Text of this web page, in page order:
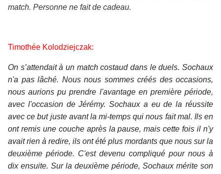
match. Personne ne fait de cadeau.
Timothée Kolodziejczak:
On s’attendait à un match costaud dans le duels. Sochaux
n'a pas lâché. Nous nous sommes créés des occasions,
nous aurions pu prendre l'avantage en première période,
avec l'occasion de Jérémy. Sochaux a eu de la réussite
avec ce but juste avant la mi-temps qui nous fait mal. Ils en
ont remis une couche après la pause, mais cette fois il n'y
avait rien à redire, ils ont été plus mordants que nous sur la
deuxième période. C'est devenu compliqué pour nous à
dix ensuite. Sur la deuxième période, Sochaux mérite son